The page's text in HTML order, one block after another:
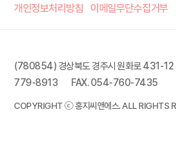
개인정보처리방침 이메일무단수집거부
(780854) 경상북도 경주시 원화로 431-12
779-8913
FAX. 054-760-7435
COPYRIGHT ⓒ 홍지씨앤에스. ALL RIGHTS